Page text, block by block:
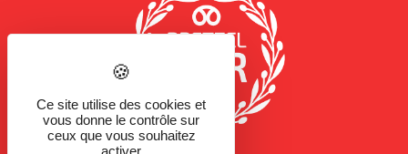
Ce site utilise des cookies et
vous donne le contrôle sur
ceux que vous souhaitez
activer